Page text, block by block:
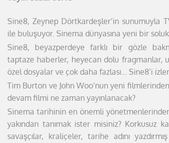
Sine8, Zeynep Dörtkardeşler’in sunumuyla
ile buluşuyor. Sinema dünyasına yeni bir
Sine8, beyazperdeye farklı bir gözle
taptaze haberler, heyecan dolu fragmanlar,
özel dosyalar ve çok daha fazlası... Sine8’i
Tim Burton ve John Woo’nun yeni
devam filmi ne zaman yayınlanacak?
Sinema tarihinin en önemli
yakından tanımak ister misiniz? Korkusuz
savaşçılar, kraliçeler,tarihe adını